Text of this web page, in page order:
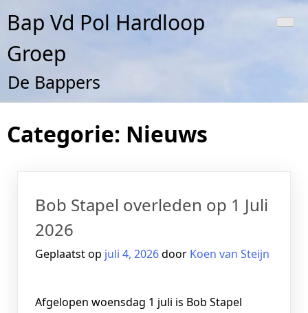
naar
Bap Vd Pol Hardloop
Groep
De Bappers
Categorie: Nieuws
Bob Stapel overleden op 1 Juli
2026
Geplaatst op juli 4, 2026door Koen van Steijn
Afgelopen woensdag 1 juli is Bob Stapel